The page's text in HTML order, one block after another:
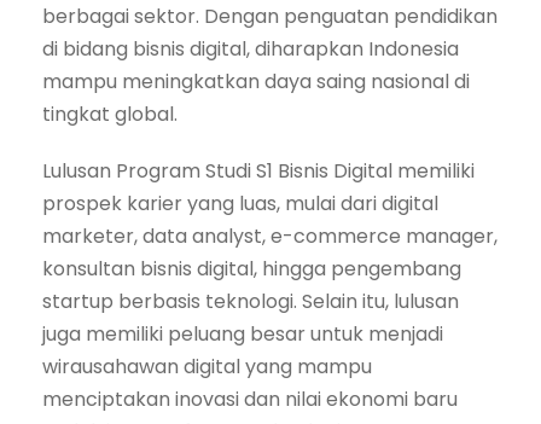
berbagai sektor. Dengan penguatan pendidikan
di bidang bisnis digital, diharapkan Indonesia
mampu meningkatkan daya saing nasional di
tingkat global.
Lulusan Program Studi S1 Bisnis Digital memiliki
prospek karier yang luas, mulai dari digital
marketer, data analyst, e-commerce manager,
konsultan bisnis digital, hingga pengembang
startup berbasis teknologi. Selain itu, lulusan
juga memiliki peluang besar untuk menjadi
wirausahawan digital yang mampu
menciptakan inovasi dan nilai ekonomi baru